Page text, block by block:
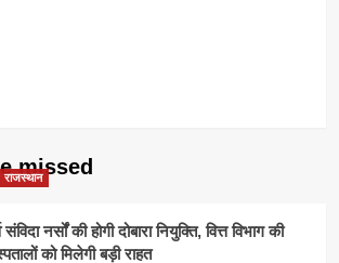
missed
राजस्थान
नर्सों की होगी दोबारा नियुक्ति, वित्त विभाग की
को मिलेगी बड़ी राहत